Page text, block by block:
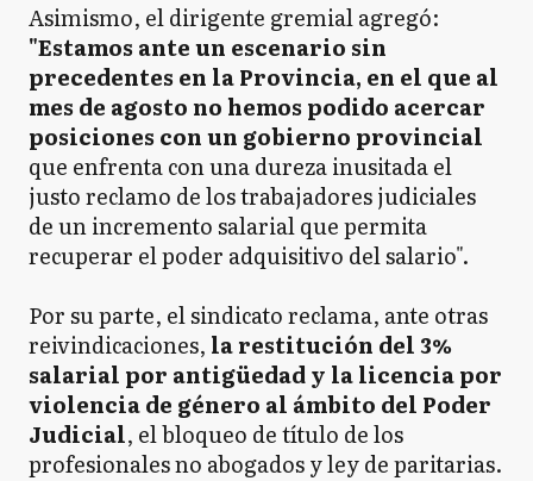
Asimismo, el dirigente gremial agregó:
"Estamos ante un escenario sin
precedentes en la Provincia, en el que al
mes de agosto no hemos podido acercar
posiciones con un gobierno provincial
que enfrenta con una dureza inusitada el
justo reclamo de los trabajadores judiciales
de un incremento salarial que permita
recuperar el poder adquisitivo del salario".
Por su parte, el sindicato reclama, ante otras
reivindicaciones, la restitución del 3%
salarial por antigüedad y la licencia por
violencia de género al ámbito del Poder
Judicial, el bloqueo de título de los
profesionales no abogados y ley de paritarias.